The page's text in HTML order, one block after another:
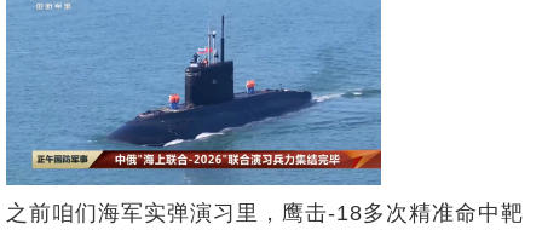
之前咱们海军实弹演习里，鹰击-18多次精准命中靶